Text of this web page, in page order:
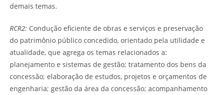
demais temas.
RCR2: Condução eﬁciente de obras e serviços e preservação
do patrimônio público concedido, orientado pela utilidade e
atualidade, que agrega os temas relacionados a:
planejamento e sistemas de gestão; tratamento dos bens da
concessão; elaboração de estudos, projetos e orçamentos de
engenharia; gestão da área da concessão; acompanhamento